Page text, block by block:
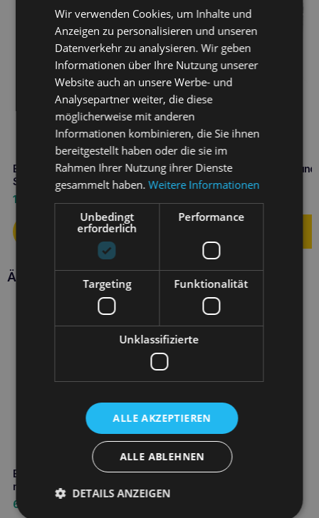
BALTICA Halbweicher Hirsch-
Snack 30g Mono-Protein
1,90
BALTICA Snacks Lachs und
Banane Leckerli 80g
Ähnliche Produkte
BALTICA Wild- und Reisfutter für
mittelgroße Rassen M 12kg
68,40
Wir verwenden Cookies, um Inhalte und
Anzeigen zu personalisieren und unseren
Datenverkehr zu analysieren. Wir geben
Informationen über Ihre Nutzung unserer
Website auch an unsere Werbe- und
Analysepartner weiter, die diese
möglicherweise mit anderen
Informationen kombinieren, die Sie ihnen
bereitgestellt haben oder die sie im
Rahmen Ihrer Nutzung ihrer Dienste
gesammelt haben.Weitere Informationen
Unbedingt
erforderlich
Performance
Targeting Funktionalität
Unklassifizierte
ALLE AKZEPTIEREN
ALLE ABLEHNEN
DETAILS ANZEIGEN